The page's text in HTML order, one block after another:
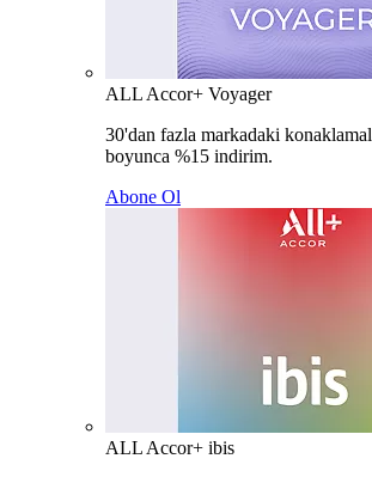
ALL Accor+ Voyager
30'dan fazla markadaki
boyunca %15 indirim.
Abone Ol
ALL Accor+ ibis